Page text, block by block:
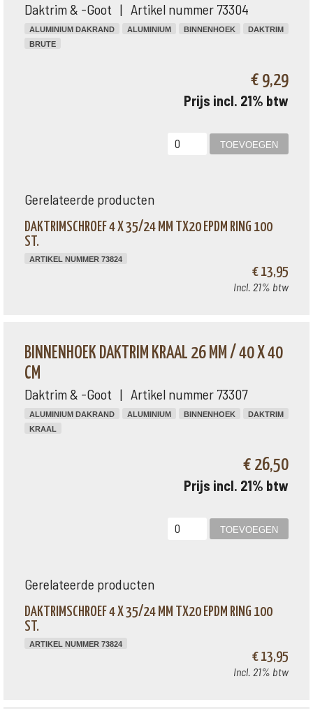
Daktrim & -Goot | Artikel nummer 73304
ALUMINIUM DAKRAND ALUMINIUM BINNENHOEK
DAKTRIM
BRUTE
€ 9,29
Prijs incl. 21% btw
Gerelateerde producten
DAKTRIMSCHROEF 4 X 35/24 MM TX20 EPDM RING 100
ST.
ARTIKEL NUMMER 73824
€ 13,95
Incl. 21% btw
BINNENHOEK DAKTRIM KRAAL 26 MM / 40 X 40
CM
Daktrim & -Goot | Artikel nummer 73307
ALUMINIUM DAKRAND ALUMINIUM BINNENHOEK
DAKTRIM
KRAAL
€ 26,50
Prijs incl. 21% btw
Gerelateerde producten
DAKTRIMSCHROEF 4 X 35/24 MM TX20 EPDM RING 100
ST.
ARTIKEL NUMMER 73824
€ 13,95
Incl. 21% btw